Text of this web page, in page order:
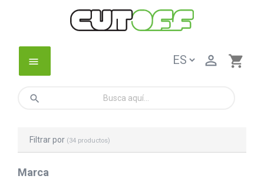
menu shopping_cart

search
Filtrar por (34 productos)
Marca